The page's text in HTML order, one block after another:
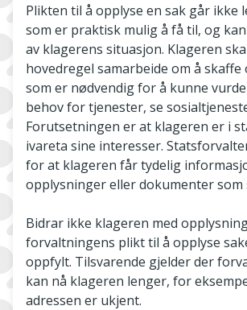
Plikten til å opplyse en sak går ikke
som er praktisk mulig å få til, og
av klagerens situasjon. Klageren
hovedregel samarbeide om å
som er nødvendig for å kunne
behov for tjenester, se
Forutsetningen er at klageren er i
ivareta sine interesser.
for at klageren får tydelig
opplysninger eller dokumenter som
Bidrar ikke klageren med
forvaltningens plikt til å opplyse
oppfylt. Tilsvarende gjelder der
kan nå klageren lenger, for
adressen er ukjent.